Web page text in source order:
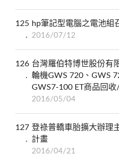
125 hp筆記型電腦之電池組
2016/07/12
126 台灣羅伯特博世股份有
輪機GWS 720、GWS
GWS7-100 ET商品回
2016/05/04
127 登祿普轎車胎擴大辦理
計畫
2016/04/21